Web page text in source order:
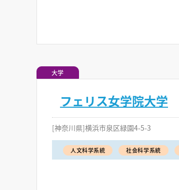
大学
フェリス女学院大学
[神奈川県]横浜市泉区緑園4-5-3
人文科学系統 社会科学系統